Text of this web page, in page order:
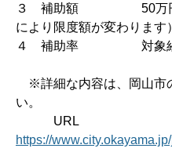
３ 補助額 50万円～
により限度額が変わります）
４ 補助率 対象経
※詳細な内容は、岡山市
い。
URL
https://